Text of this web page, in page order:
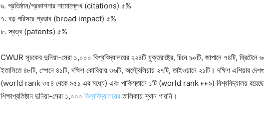
৬. প্রতিষ্ঠান/প্রকাশনার নামোল্লেখ (citations) ৫%
৭. বড় পরিসরে প্রভাব (broad impact) ৫%
৮. স্বত্ব (patents) ৫%
CWUR সূচকের দুনিয়া-সেরা ১,০০০ বিশ্ববিদ্যালয়ের ২২৪টি যুক্তরাষ্ট্রে, চিনে ৯০টি, জাপানে ৭৪টি, ব্রিটেনে
ইতালিতে ৪৮টি, স্পেনে ৪১টি, দক্ষিণ কোরিয়ায় ৩৬টি, অস্ট্রেলিয়ায় ২৭টি, তাইওয়ানে ২১টি। দক্ষিণ এশিয়ার
(world rank ৩৫৪ থেকে ৯৫১ এর মধ্যে) এবং পাকিস্তানে ১টি (world rank ৮৮৯) বিশ্ববিদ্যালয়
শিক্ষাপ্রতিষ্ঠান দুনিয়া-সেরা ১,০০০ বিশ্ববিদ্যালয়েরতালিকায় স্থান পায়নি।